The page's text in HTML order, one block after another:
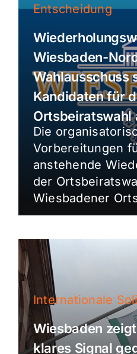
Entscheidung
Wiesbaden-
Wahlausschuss
Kandidaten für
Ortsbeiratswahl
Die
Vorbereitungen
anstehende
der
Wiesbadener
Internationale
Wiesbaden
klares Signal